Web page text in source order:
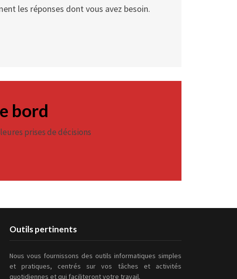
les réponses dont vous avez besoin.
bord
prises de décisions
Outils pertinents
Nous vous fournissons des outils informatiques simples
et pratiques, centrés sur vos tâches et activités
quotidiennes et qui faciliteront votre travail.